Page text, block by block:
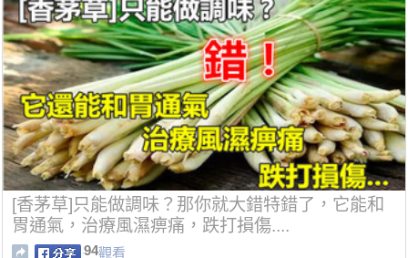
[香茅草]只能做調味？那你就大錯特錯了，它能和
胃通氣，治療風濕痹痛，跌打損傷....
94觀看